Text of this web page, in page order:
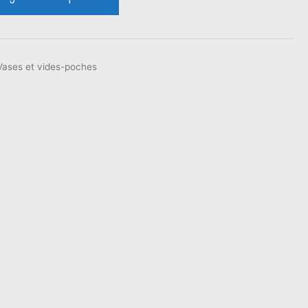
et vides-poches